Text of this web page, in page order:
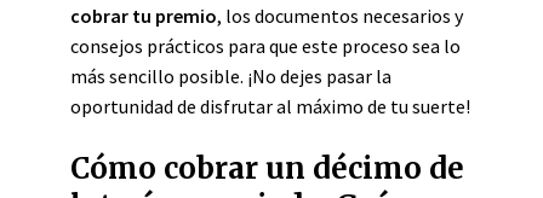
cobrar tu premio, los documentos necesarios y
consejos prácticos para que este proceso sea lo
más sencillo posible. ¡No dejes pasar la
oportunidad de disfrutar al máximo de tu suerte!
Cómo cobrar un décimo de